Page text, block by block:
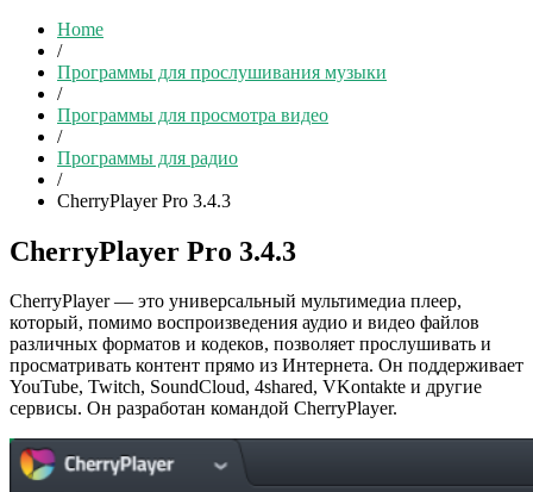
Home
/
Программы для прослушивания музыки
/
Программы для просмотра видео
/
Программы для радио
/
CherryPlayer Pro 3.4.3
CherryPlayer Pro 3.4.3
CherryPlayer — это универсальный мультимедиа плеер,
который, помимо воспроизведения аудио и видео файлов
различных форматов и кодеков, позволяет прослушивать и
просматривать контент прямо из Интернета. Он поддерживает
YouTube, Twitch, SoundCloud, 4shared, VKontakte и другие
сервисы. Он разработан командой CherryPlayer.